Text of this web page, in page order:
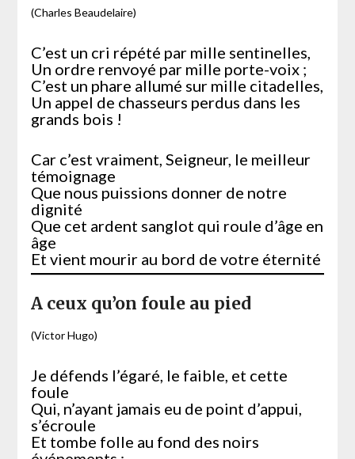
(Charles Beaudelaire)
C’est un cri répété par mille sentinelles,
Un ordre renvoyé par mille porte-voix ;
C’est un phare allumé sur mille citadelles,
Un appel de chasseurs perdus dans les
grands bois !
Car c’est vraiment, Seigneur, le meilleur
témoignage
Que nous puissions donner de notre
dignité
Que cet ardent sanglot qui roule d’âge en
âge
Et vient mourir au bord de votre éternité
A ceux qu’on foule au pied
(Victor Hugo)
Je défends l’égaré, le faible, et cette
foule
Qui, n’ayant jamais eu de point d’appui,
s’écroule
Et tombe folle au fond des noirs